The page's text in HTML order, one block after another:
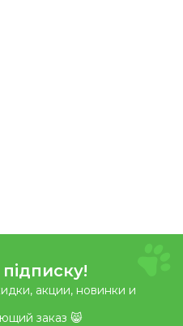
підписку!
акции, новинки и
заказ 😸